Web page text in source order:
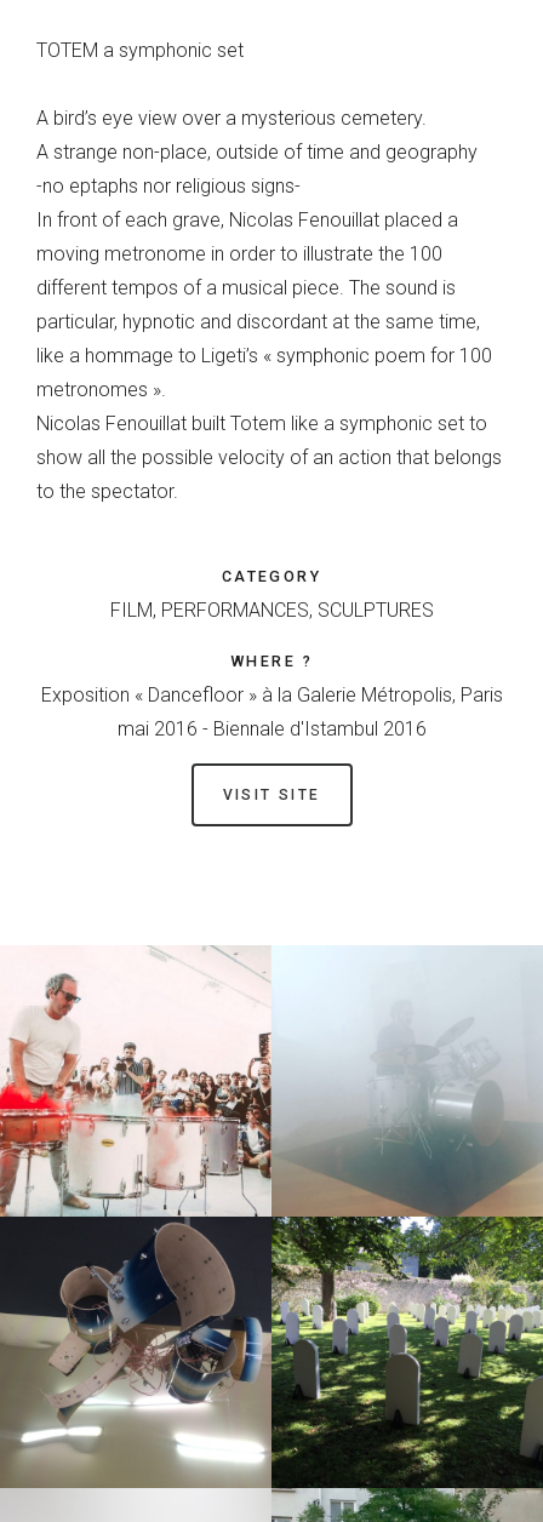
TOTEM a symphonic set
A bird’s eye view over a mysterious cemetery.
A strange non-place, outside of time and geography
-no eptaphs nor religious signs-
In front of each grave, Nicolas Fenouillat placed a
moving metronome in order to illustrate the 100
different tempos of a musical piece. The sound is
particular, hypnotic and discordant at the same time,
like a hommage to Ligeti’s « symphonic poem for 100
metronomes ».
Nicolas Fenouillat built Totem like a symphonic set to
show all the possible velocity of an action that belongs
to the spectator.
CATEGORY
FILM, PERFORMANCES, SCULPTURES
WHERE ?
Exposition « Dancefloor » à la Galerie Métropolis, Paris
mai 2016 - Biennale d'Istambul 2016
VISIT SITE